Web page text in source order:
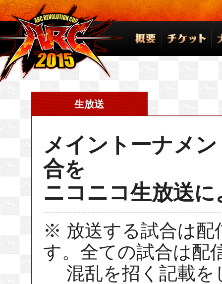
生放送
メイントーナメ
合を
ニコニコ生放送に
※ 放送する試合は配
す。全ての試合は配
混乱を招く記載を